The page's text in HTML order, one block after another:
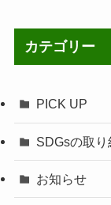
カテゴリー
PICK UP
SDGsの取り
お知らせ